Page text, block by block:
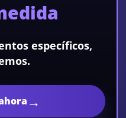
específicos,
→